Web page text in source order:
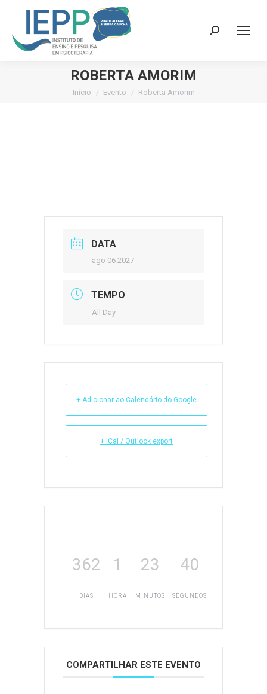
Search:
ROBERTA AMORIM
Você está aqui:
Início Evento Roberta Amorim
DATA
ago 06 2027
TEMPO
All Day
+ Adicionar ao Calendário do Google
+ iCal / Outlook export
362
DIAS
1
HORA
23
MINUTOS
40
SEGUNDOS
COMPARTILHAR ESTE EVENTO